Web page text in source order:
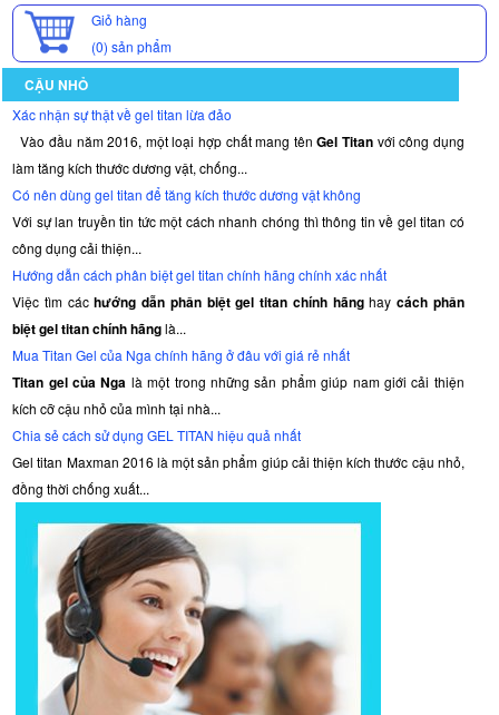
cho
nam
giới
mắc
những
chứng
về
sinh
lý
như
xuất
sinh
lý,
thời
gian
cương
dương
lâu,
liệt
dương,
hay
kích
thước
dương
nhỏ,...Chính
Giỏ hàng
(0) sản phẩm
CẬU NHỎ
Xác nhận sự thật về gel titan lừa đảo
Vào đầu năm 2016, một loại hợp chất mang tênGel Titanvới công dụng
làm tăng kích thước dương vật, chống...
Có nên dùng gel titan để tăng kích thước dương vật không
Với sự lan truyền tin tức một cách nhanh chóng thì thông tin về gel titan có
công dụng cải thiện...
Hướng dẫn cách phân biệt gel titan chính hãng chính xác nhất
Việc tìm cáchướng dẫn phân biệt gel titan chính hãnghay cách phân
biệt gel titan chính hãnglà...
Mua Titan Gel của Nga chính hãng ở đâu với giá rẻ nhất
Titan gel của Nga là một trong những sản phẩm giúp nam giới cải thiện
kích cỡ cậu nhỏ của mình tại nhà...
Chia sẻ cách sử dụng GEL TITAN hiệu quả nhất
Gel titan Maxman 2016 là một sản phẩm giúp cải thiện kích thước cậu nhỏ,
đồng thời chống xuất...